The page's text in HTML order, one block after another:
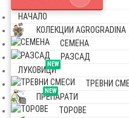
НАЧАЛО
КОЛЕКЦИИ AGROGRADINA
СЕМЕНА
РАЗСАД
NEW
ЛУКОВИЦИ
ТРЕВНИ
NEW
ПРЕПАРАТИ
ТОРОВЕ